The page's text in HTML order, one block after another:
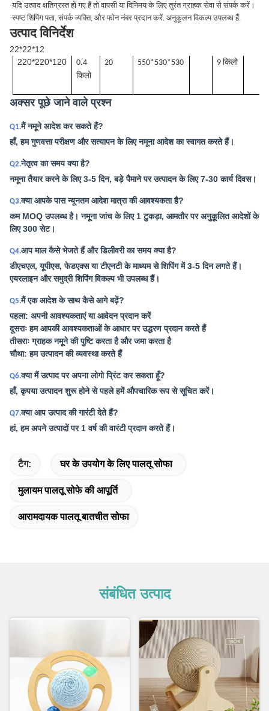
·यदि उत्पाद क्षतिग्रस्त हो गए हैं तो वापसी या विनिमय के लिए तुरंत ग्राहक सेवा से संपर्क करें।
·स्पष्ट शिपिंग पता, संपर्क व्यक्ति, और फोन नंबर प्रदान करें. अनुकूलन विकल्प उपलब्ध हैं.
उत्पाद विनिर्देश
22*22*12
220*220*120
0.4
किलो
20 550*530*530 9 किलो
अक्सर पूछे जाने वाले प्रश्न
Q1.मैं नमूने आदेश कर सकते हैं?
हाँ, हम गुणवत्ता परीक्षण और सत्यापन के लिए नमूना आदेश का स्वागत करते हैं।
Q2.नेतृत्व का समय क्या है?
नमूना तैयार करने के लिए 3-5 दिन, बड़े पैमाने पर उत्पादन के लिए 7-30 कार्य दिवस।
Q3.क्या आपके पास न्यूनतम आदेश मात्रा की आवश्यकता है?
कम MOQ उपलब्ध है। नमूना जांच के लिए 1 टुकड़ा, आमतौर पर अनुकूलित आदेशों के
लिए 300 सेट।
Q4.आप माल कैसे भेजते हैं और डिलीवरी का समय क्या है?
डीएचएल, यूपीएस, फेडएक्स या टीएनटी के माध्यम से शिपिंग में 3-5 दिन लगते हैं।
एयरलाइन और समुद्री शिपिंग विकल्प भी उपलब्ध हैं।
Q5.मैं एक आदेश के साथ कैसे आगे बढ़ें?
पहला: अपनी आवश्यकताएं या आवेदन प्रदान करें
दूसराः हम आपकी आवश्यकताओं के आधार पर उद्धरण प्रदान करते हैं
तीसराः ग्राहक नमूने की पुष्टि करता है और जमा करता है
चौथा: हम उत्पादन की व्यवस्था करते हैं
Q6.क्या मैं उत्पाद पर अपना लोगो प्रिंट कर सकता हूँ?
हाँ, कृपया उत्पादन शुरू होने से पहले हमें औपचारिक रूप से सूचित करें।
Q7.क्या आप उत्पाद की गारंटी देते हैं?
हां, हम अपने उत्पादों पर 1 वर्ष की वारंटी प्रदान करते हैं।
टैग: घर के उपयोग के लिए पालतू सोफा
मुलायम पालतू सोफे की आपूर्ति
आरामदायक पालतू बातचीत सोफा
संबंधित उत्पाद